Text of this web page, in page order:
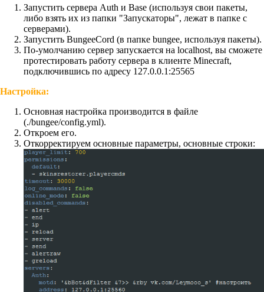
Запустить сервера Auth и Base (используя свои пакеты,
либо взять их из папки "Запускаторы", лежат в папке с
серверами).
Запустить BungeeCord (в папке bungee, используя пакеты).
По-умолчанию сервер запускается на localhost, вы сможете
протестировать работу сервера в клиенте Minecraft,
подключившись по адресу 127.0.0.1:25565
Настройка:
Основная настройка производится в файле
(./bungee/config.yml).
Откроем его.
Откорректируем основные параметры, основные строки: